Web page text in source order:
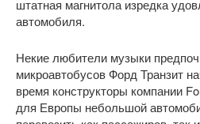
штатная магнитола изредка
автомобиля.
Некие любители музыки
микроавтобусов Форд Транзит
время конструкторы компании
для Европы небольшой